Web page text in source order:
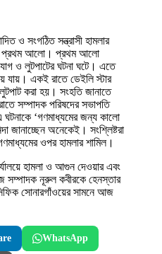
ও সংগঠিত সন্ত্রাসী হামলার
প্রথম আলো। প্রথম আলো
ও লুটপাটের ঘটনা ঘটে। এতে
যায়। একই রাতে ডেইলি স্টার
করা হয়। সংহতি জানাতে
সম্পাদক পরিষদের সভাপতি
‘গণমাধ্যমের জন্য কালো
জানাচ্ছেন অনেকেই। সংশ্লিষ্টরা
ওপর হামলার শামিল।
WhatsApp